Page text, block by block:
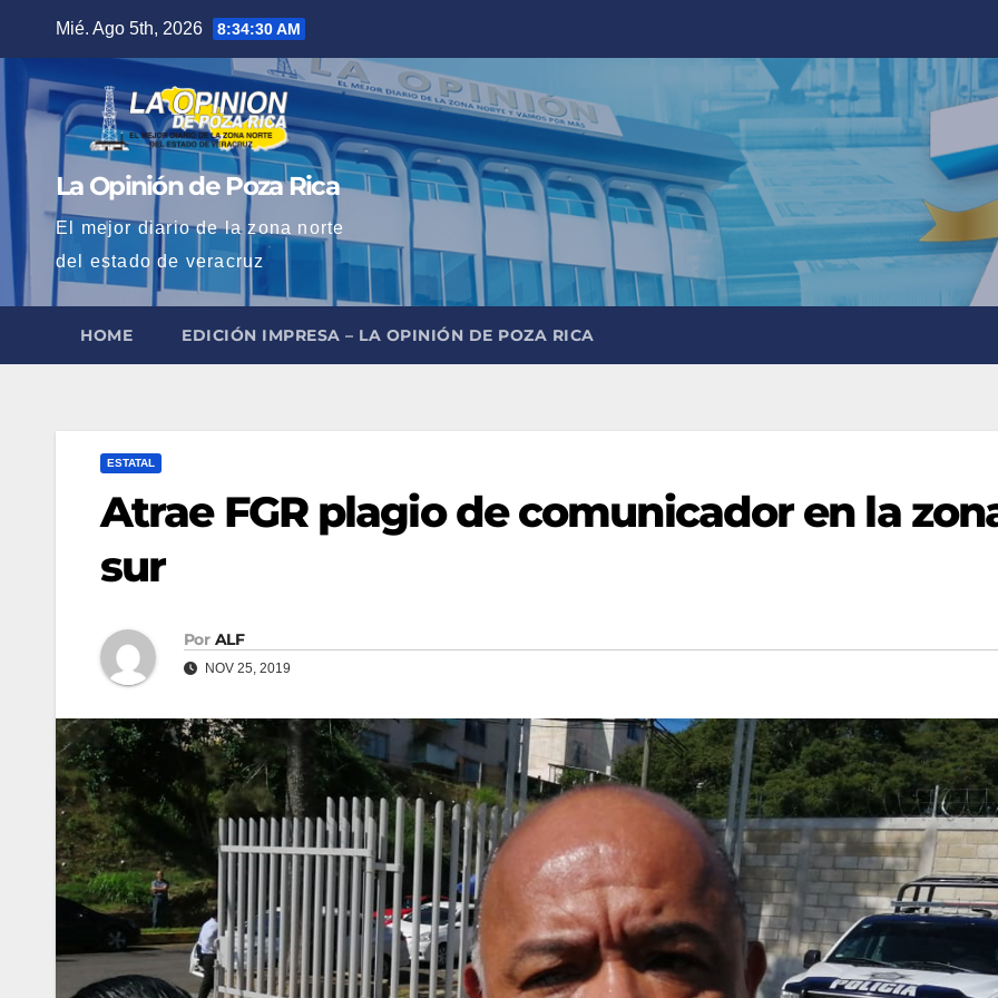
contenido
Mié. Ago 5th, 2026 8:34:31 AM
La Opinión de Poza Rica
El mejor diario de la zona norte
del estado de veracruz
HOME EDICIÓN IMPRESA – LA OPINIÓN DE POZA RICA
ESTATAL
Atrae FGR plagio de comunicador en la
sur
Por ALF
NOV 25, 2019